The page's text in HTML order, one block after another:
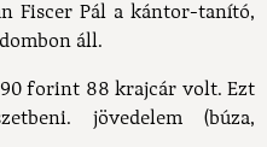
Fiscer Pál a kántor-tanító,
áll.
forint 88 krajcár volt. Ezt
jövedelem (búza,